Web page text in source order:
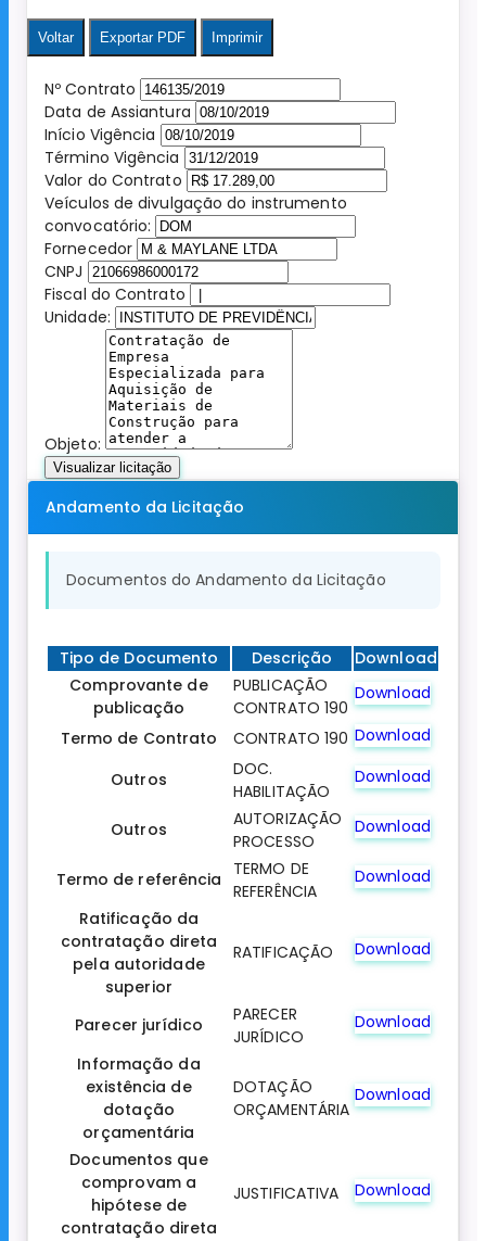
Voltar Exportar PDF Imprimir
Nº Contrato
Data de Assiantura
Início Vigência
Término Vigência
Valor do Contrato
Veículos de divulgação do instrumento
convocatório:
Fornecedor
CNPJ
Fiscal do Contrato
Unidade:
Objeto:
Visualizar licitação
Andamento da Licitação
Documentos do Andamento da Licitação
Tipo de Documento Descrição
Download
Comprovante de
publicação
PUBLICAÇÃO
CONTRATO 190
Download
Termo de Contrato CONTRATO 190 Download
Outros
DOC.
HABILITAÇÃO
Download
Outros
AUTORIZAÇÃO
PROCESSO
Download
Termo de referência
TERMO DE
REFERÊNCIA
Download
Ratificação da
contratação direta
pela autoridade
superior
RATIFICAÇÃO Download
Parecer jurídico
PARECER
JURÍDICO
Download
Informação da
existência de
dotação
orçamentária
DOTAÇÃO
ORÇAMENTÁRIA
Download
Documentos que
comprovam a
hipótese de
contratação direta
JUSTIFICATIVA Download